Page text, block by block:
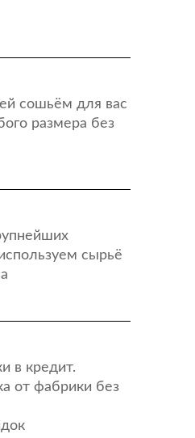
сошьём для вас
размера без
сырьё
в кредит.
от фабрики без